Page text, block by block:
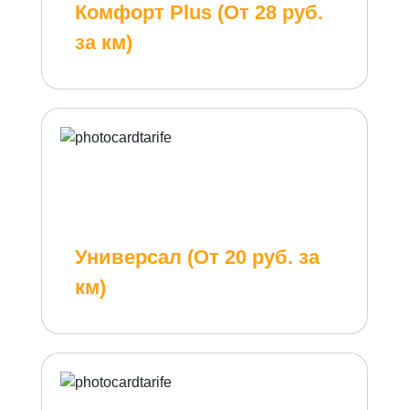
Комфорт Plus (От 28 руб.
за км)
Универсал (От 20 руб. за
км)